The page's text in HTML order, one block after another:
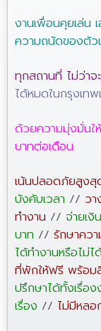
งานเพื่อนคุยเล่น
ความถนัดของตั
ทุกสถานที่ ไม่ว่าจ
ได้หมดในกรุงเท
ด้วยความมุ่งมั่นใ
บาทต่อเดือน
เน้นปลอดภัยสูงสุ
บังคับเวลา // ว
ทำงาน // จ่ายเ
บาท // รักษาคว
ได้ทำงานหรือไม่
ที่พักให้ฟรี พร้อม
ปรึกษาได้ทั้งเรื่อง
เรื่อง // ไม่มีหล